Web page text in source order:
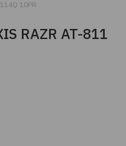
10PR
RAZR AT-811